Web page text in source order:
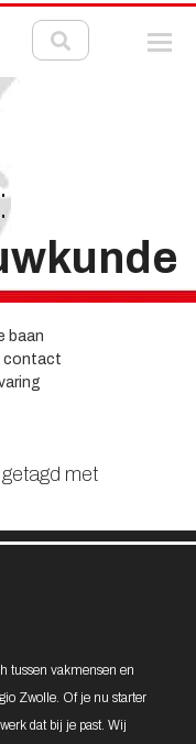
baan
contact
met
tussen vakmensen en
Zwolle. Of je nu starter
dat bij je past. Wij